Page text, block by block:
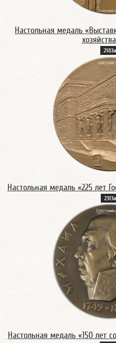
Настольная медаль
2183а
Настольная медаль «225 лет
2313а
Настольная медаль «150 лет